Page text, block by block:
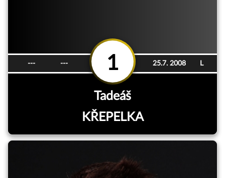
Tadeáš
KŘEPELKA
1
--- --- 25.7. 2008 L